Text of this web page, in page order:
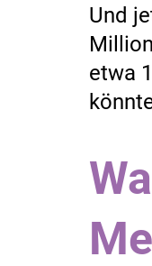
Und
etwa